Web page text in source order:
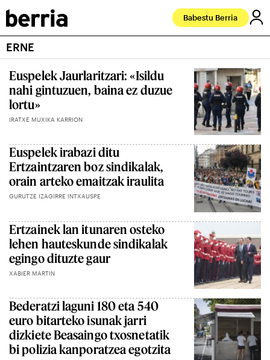
Babestu Berria
ERNE
Euspelek Jaurlaritzari: «Isildu
nahi gintuzuen, baina ez duzue
lortu»
IRATXE MUXIKA KARRION
Euspelek irabazi ditu
Ertzaintzaren boz sindikalak,
orain arteko emaitzak iraulita
GURUTZE IZAGIRRE INTXAUSPE
Ertzainek lan itunaren osteko
lehen hauteskunde sindikalak
egingo dituzte gaur
XABIER MARTIN
Bederatzi laguni 180 eta 540
euro bitarteko isunak jarri
dizkiete Beasaingo txosnetatik
bi polizia kanporatzea egotzita